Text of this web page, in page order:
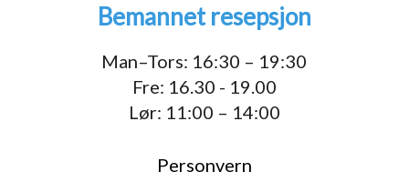
Bemannet resepsjon
Man–Tors: 16:30 – 19:30
Fre: 16.30 - 19.00
Lør: 11:00 – 14:00
Personvern